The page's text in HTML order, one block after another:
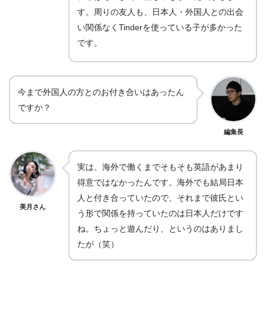
す。周りの友人も、日本人・外国人との出会
い関係なくTinderを使っている子が多かった
です。
今まで外国人の方とのお付き合いはあったん
ですか？
編集長
美月さん
実は、海外で働くまでそもそも英語があまり
得意ではなかったんです。海外でも結局日本
人と付き合っていたので、それまで彼氏とい
う形で関係を持っていたのは日本人だけです
ね。ちょっと遊んだり、というのはありまし
たが（笑）